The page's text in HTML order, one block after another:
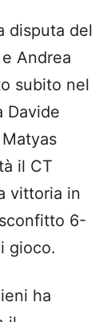
disputa del
Andrea
subito nel
Davide
il CT
vittoria in
6-
gioco.
ha